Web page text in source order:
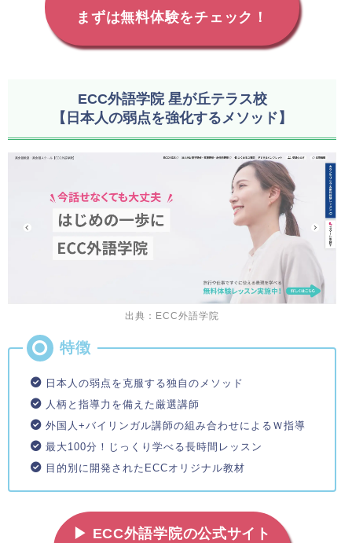
まずは無料体験をチェック！
ECC外語学院 星が丘テラス校
【日本人の弱点を強化するメソッド】
出典：ECC外語学院
日本人の弱点を克服する独自のメソッド
人柄と指導力を備えた厳選講師
外国人+バイリンガル講師の組み合わせによるＷ指導
最大100分！じっくり学べる長時間レッスン
目的別に開発されたECCオリジナル教材
▶ ECC外語学院の公式サイト